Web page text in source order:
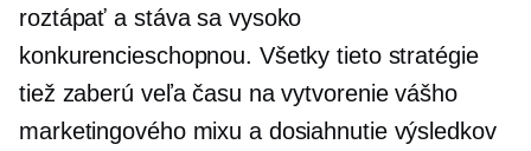
roztápať a stáva sa vysoko
konkurencieschopnou. Všetky tieto stratégie
tiež zaberú veľa času na vytvorenie vášho
marketingového mixu a dosiahnutie výsledkov